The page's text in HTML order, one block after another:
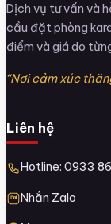
Dịch vụ tư vấn và
cầu đặt phòng
điểm và giá do
“Nơi cảm xúc
Liên hệ
Hotline: 0933
Nhắn Zalo